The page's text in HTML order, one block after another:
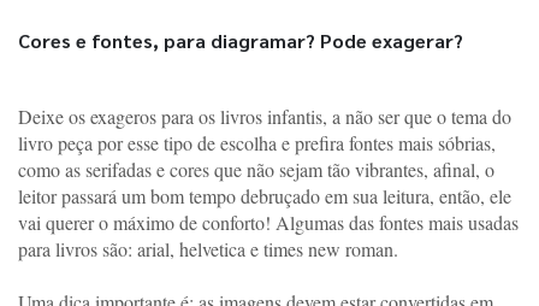
Cores e fontes, para diagramar? Pode exagerar?
Deixe os exageros para os livros infantis, a não ser que o tema do
livro peça por esse tipo de escolha e prefira fontes mais sóbrias,
como as serifadas e cores que não sejam tão vibrantes, afinal, o
leitor passará um bom tempo debruçado em sua leitura, então, ele
vai querer o máximo de conforto! Algumas das fontes mais usadas
para livros são: arial, helvetica e times new roman.